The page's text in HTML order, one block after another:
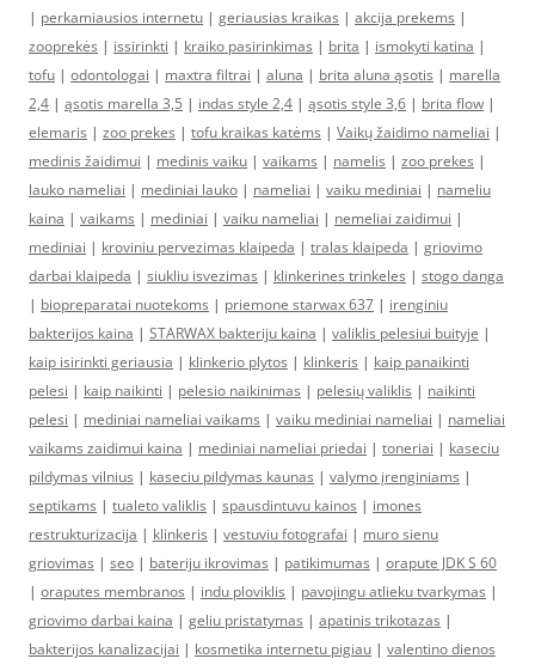
| perkamiausios internetu | geriausias kraikas | akcija prekems |
zooprekės | issirinkti | kraiko pasirinkimas | brita | ismokyti katina |
tofu | odontologai | maxtra filtrai | aluna | brita aluna ąsotis | marella
2,4 | ąsotis marella 3,5 | indas style 2,4 | ąsotis style 3,6 | brita flow |
elemaris | zoo prekes | tofu kraikas katėms | Vaikų žaidimo nameliai |
medinis žaidimui | medinis vaiku | vaikams | namelis | zoo prekes |
lauko nameliai | mediniai lauko | nameliai | vaiku mediniai | nameliu
kaina | vaikams | mediniai | vaiku nameliai | nemeliai zaidimui |
mediniai | kroviniu pervezimas klaipeda | tralas klaipeda | griovimo
darbai klaipeda | siukliu isvezimas | klinkerines trinkeles | stogo danga
| biopreparatai nuotekoms | priemone starwax 637 | irenginiu
bakterijos kaina | STARWAX bakteriju kaina | valiklis pelesiui buityje |
kaip isirinkti geriausia | klinkerio plytos | klinkeris | kaip panaikinti
pelesi | kaip naikinti | pelesio naikinimas | pelesių valiklis | naikinti
pelesi | mediniai nameliai vaikams | vaiku mediniai nameliai | nameliai
vaikams zaidimui kaina | mediniai nameliai priedai | toneriai | kaseciu
pildymas vilnius | kaseciu pildymas kaunas | valymo įrenginiams |
septikams | tualeto valiklis | spausdintuvu kainos | imones
restrukturizacija | klinkeris | vestuviu fotografai | muro sienu
griovimas | seo | bateriju ikrovimas | patikimumas | orapute JDK S 60
| oraputes membranos | indu ploviklis | pavojingu atlieku tvarkymas |
griovimo darbai kaina | geliu pristatymas | apatinis trikotazas |
bakterijos kanalizacijai | kosmetika internetu pigiau | valentino dienos